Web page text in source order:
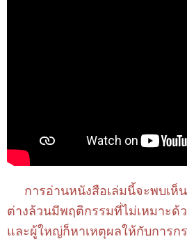
การอ่านหนังสือเล่มนี้จะพบเห็
ต่างล้วนมีพฤติกรรมที่ไม่เหมาะด้
และผู้ใหญ่ก็หาเหตุผลให้กับการก